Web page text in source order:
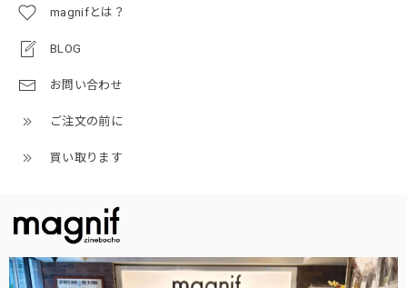
magnifとは？
BLOG
お問い合わせ
ご注文の前に
買い取ります